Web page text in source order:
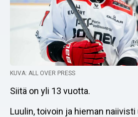
KUVA: ALL OVER PRESS
Siitä on yli 13 vuotta.
Luulin, toivoin ja hieman